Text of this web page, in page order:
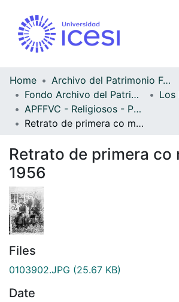
Home
Archivo del Patrimonio Fotográfico y Fílmico del Valle del Cauca
Fondo Archivo del Patrimonio Fotográfico y Fílmico del Valle del Cauca
Los
APFFVC - Religiosos - Patrimonial
Retrato de primera co munión, 1956
Retrato de primera co
1956
Files
0103902.JPG (25.67 KB)
Date